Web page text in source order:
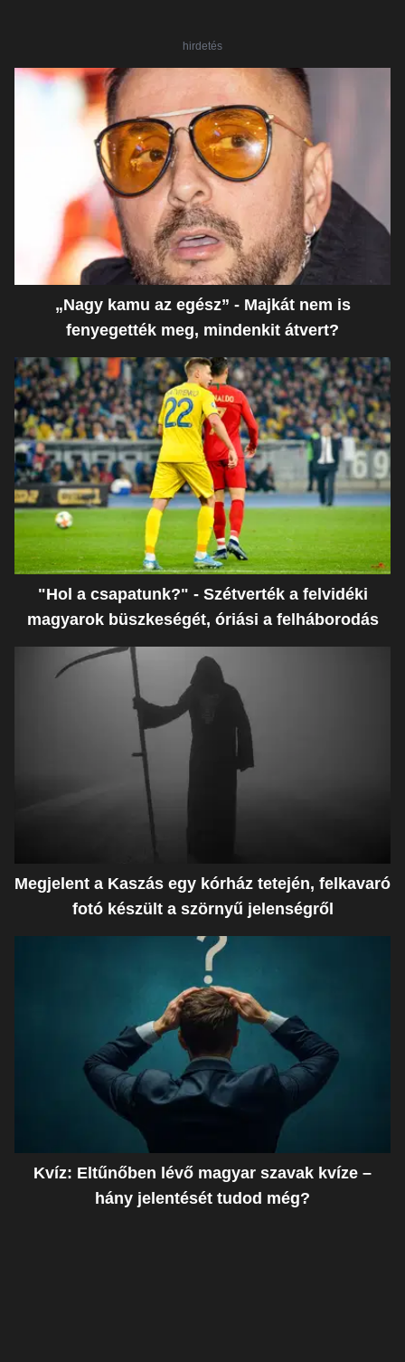
hirdetés
„Nagy kamu az egész” - Majkát nem is
fenyegették meg, mindenkit átvert?
"Hol a csapatunk?" - Szétverték a felvidéki
magyarok büszkeségét, óriási a felháborodás
Megjelent a Kaszás egy kórház tetején, felkavaró
fotó készült a szörnyű jelenségről
Kvíz: Eltűnőben lévő magyar szavak kvíze –
hány jelentését tudod még?